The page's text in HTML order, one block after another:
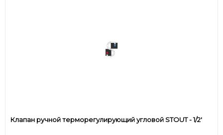
Клапан ручной терморегулирующий угловой STOUT - 1/2'